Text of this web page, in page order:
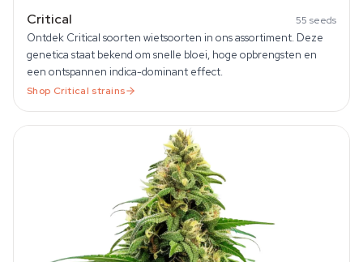
Critical 55 seeds
Ontdek Critical soorten wietsoorten in ons assortiment. Deze
genetica staat bekend om snelle bloei, hoge opbrengsten en
een ontspannen indica-dominant effect.
Shop Critical strains